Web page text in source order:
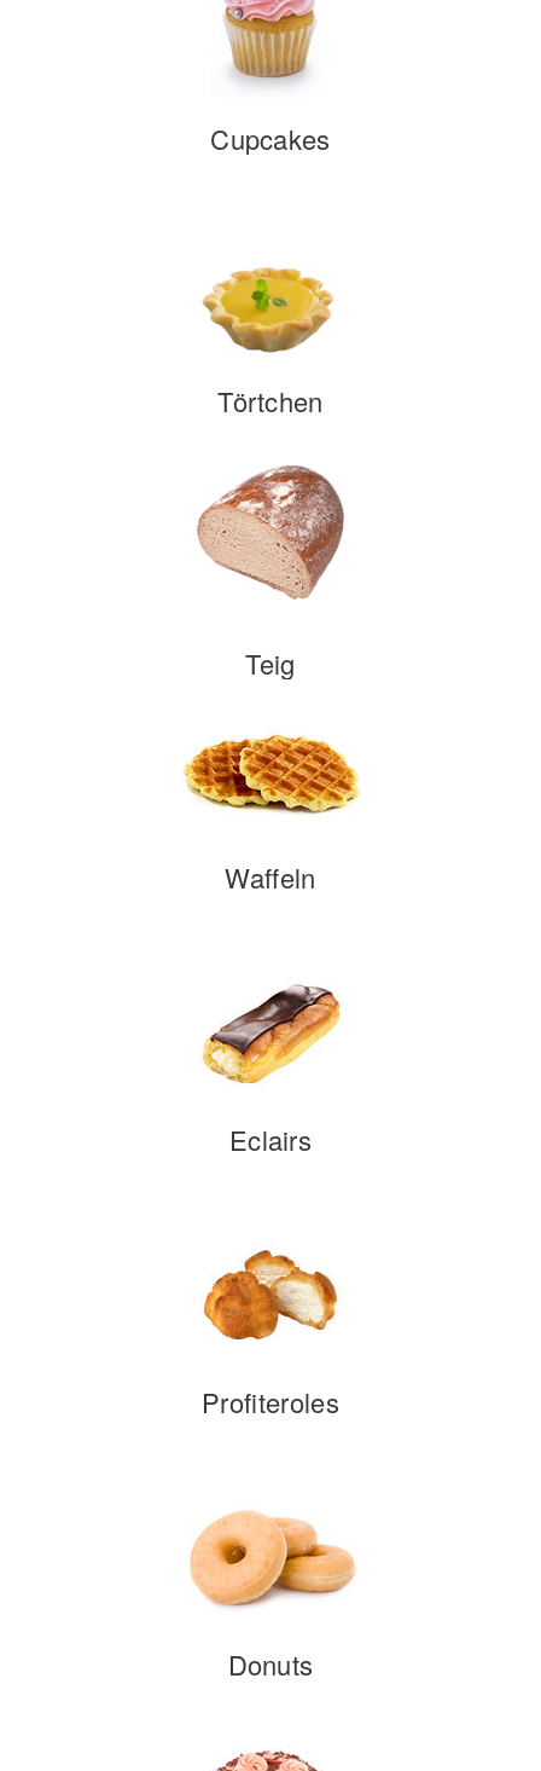
Cupcakes
Törtchen
Teig
Waffeln
Eclairs
Profiteroles
Donuts